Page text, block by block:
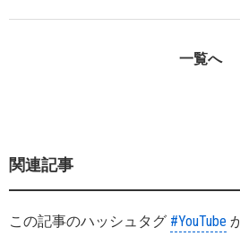
一覧へ
関連記事
この記事のハッシュタグ #YouTube